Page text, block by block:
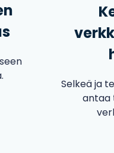
Selkeä ja
antaa